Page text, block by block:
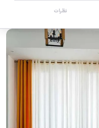
نظرات